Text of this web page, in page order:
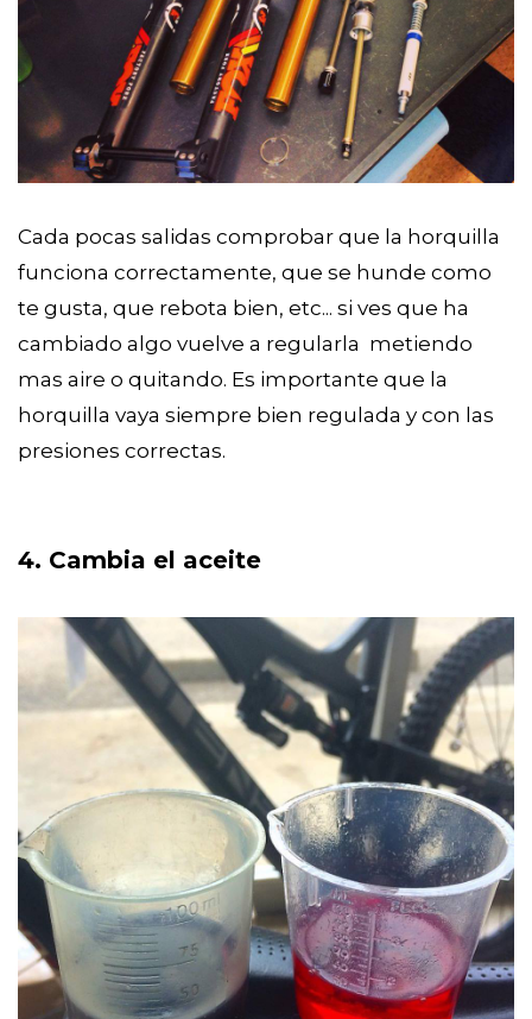
Cada pocas salidas comprobar que la horquilla
funciona correctamente, que se hunde como
te gusta, que rebota bien, etc... si ves que ha
cambiado algo vuelve a regularla metiendo
mas aire o quitando. Es importante que la
horquilla vaya siempre bien regulada y con las
presiones correctas.
4. Cambia el aceite